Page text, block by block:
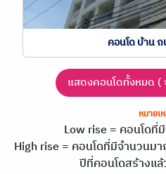
คอนโด บ้าน
แสดงคอนโดทั้งหมด (
หมายเ
Low rise = คอนโดที่
High rise = คอนโดที่มีจำนวนม
ปีที่คอนโดสร้างแ